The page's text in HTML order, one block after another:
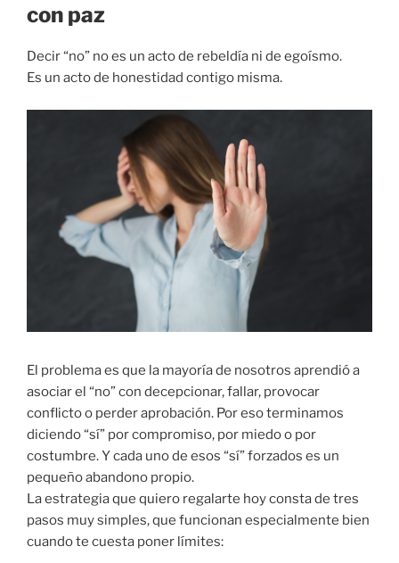
con paz
Decir “no” no es un acto de rebeldía ni de egoísmo.
Es un acto de honestidad contigo misma.
El problema es que la mayoría de nosotros aprendió a
asociar el “no” con decepcionar, fallar, provocar
conflicto o perder aprobación. Por eso terminamos
diciendo “sí” por compromiso, por miedo o por
costumbre. Y cada uno de esos “sí” forzados es un
pequeño abandono propio.
La estrategia que quiero regalarte hoy consta de tres
pasos muy simples, que funcionan especialmente bien
cuando te cuesta poner límites: